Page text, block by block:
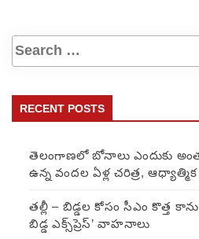
RECENT POSTS
తెలంగాణలో బోనాలు ఎందుకు అంత
ఉన్న వందల ఏళ్ల చరిత్ర,
తల్లీ – బిడ్డల కోసం సీఎం కొత్త
బిడ్డ ఎక్స్‌ప్రెస్’ వాహనాలు